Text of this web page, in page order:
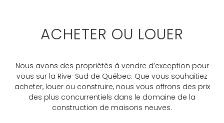
ACHETER OU LOUER
Nous avons des propriétés à vendre d’exception pour
vous sur la Rive-Sud de Québec. Que vous souhaitiez
acheter, louer ou construire, nous vous offrons des prix
des plus concurrentiels dans le domaine de la
construction de maisons neuves.